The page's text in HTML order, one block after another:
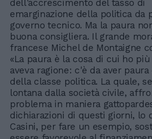
dell'accrescimento del tasso di
emarginazione della politica da
governo tecnico. Ma la paura
buona consigliera. Il grande
francese Michel de Montaigne
«La paura è la cosa di cui ho più
aveva ragione: c'è da aver
della classe politica. La quale,
lontana dalla società civile,
problema in maniera
dichiarazioni di questi giorni, lo
Casini, per fare un esempio,